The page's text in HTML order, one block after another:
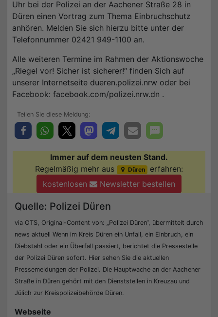
Uhr bei der Polizei an der Aachener Straße 28 in
Düren einen Vortrag zum Thema Einbruchschutz
anhören. Melden Sie sich hierzu bitte unter der
Telefonnummer 02421 949-1100 an.
Alle weiteren Termine im Rahmen der Aktionswoche
„Riegel vor! Sicher ist sicherer!“ finden Sich auf
unserer Internetseite dueren.polizei.nrw oder bei
Facebook: facebook.com/polizei.nrw.dn .
Immer auf dem neusten Stand.
Regelmäßig mehr aus
Düren
erfahren:
kostenlosen
Newsletter bestellen
Quelle: Polizei Düren
via OTS, Original-Content von: „Polizei Düren“, übermittelt durch
news aktuell Wenn im Kreis Düren ein Unfall, ein Einbruch, ein
Diebstahl oder ein Überfall passiert, berichtet die Pressestelle
der Polizei Düren sofort. Hier sehen Sie die aktuellen
Pressemeldungen der Polizei. Die Hauptwache an der Aachener
Straße in Düren gehört mit den Dienststellen in Kreuzau und
Jülich zur Kreispolizeibehörde Düren.
Webseite